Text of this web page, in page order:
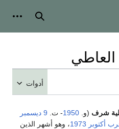
بحث
أدوات
شرف (و. 1950- ت. 9 ديسمبر
أكتوبر 1973
، وهو أشهر الذين